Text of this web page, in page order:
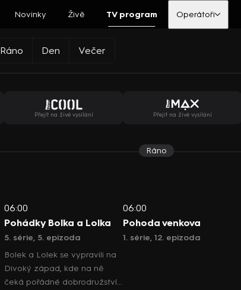
Novinky Živě TV program Operátoři
Ráno Den Večer
Přejít na živé vysílání Přejít na živé vysílání
Ráno
06:00
Pohádky Bolka a Lolka
5. série, 5. epizoda
Bolek a Lolek se vypravili na
Divoký západ, kde na ně
čeká pořádné dobrodružství...
06:00
Pohoda venkova
1. série, 12. epizoda